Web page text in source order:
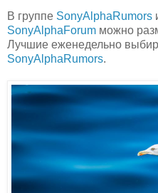
В группе SonyAlphaRumors
SonyAlphaForum можно
Лучшие еженедельно
SonyAlphaRumors.